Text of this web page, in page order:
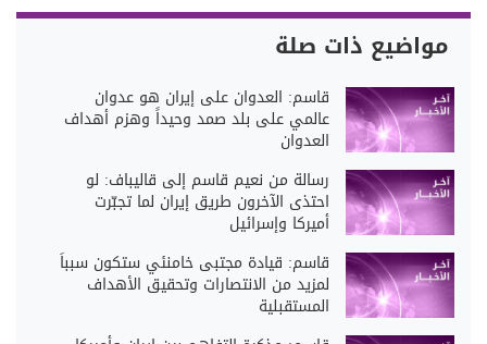
مواضيع ذات صلة
قاسم: العدوان على إيران هو عدوان
عالمي على بلد صمد وحيداً وهزم أهداف
العدوان
رسالة من نعيم قاسم إلى قاليباف: لو
احتذى الآخرون طريق إيران لما تجبّرت
أميركا وإسرائيل
قاسم: قيادة مجتبى خامنئي ستكون سبباً
لمزيد من الانتصارات وتحقيق الأهداف
المستقبلية